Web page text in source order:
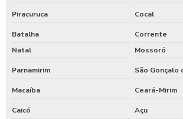
Piracuruca Cocal
Batalha
Corrente
Natal
Mossoró
Parnamirim São Gonçalo
Macaíba Ceará-Mirim
Caicó Açu